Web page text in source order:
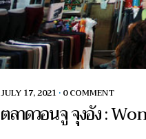
JULY 17, 2021 • 0 COMMENT
ตลาดวอนจู จุงอัง :